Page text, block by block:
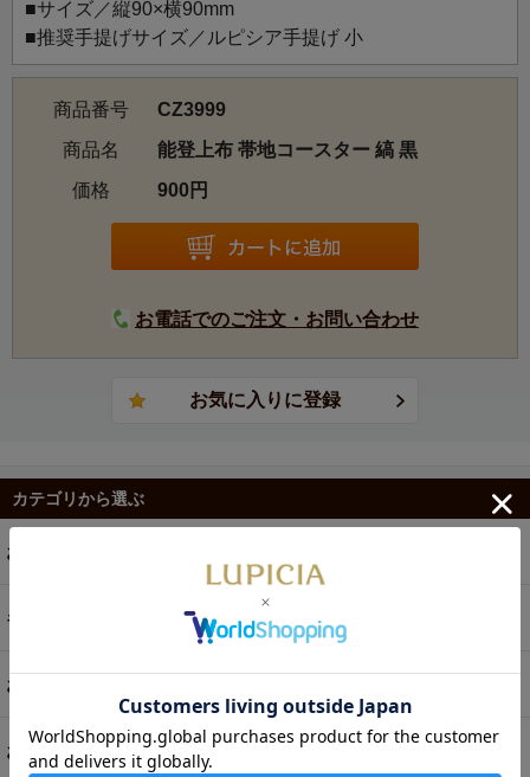
■サイズ／縦90×横90mm
■推奨手提げサイズ／ルピシア手提げ 小
商品番号
CZ3999
商品名
能登上布 帯地コースター 縞 黒
価格
900円
お電話でのご注文・お問い合わせ
カテゴリから選ぶ
お茶
ギフト
お菓子・食品・飲料
お買い得商品